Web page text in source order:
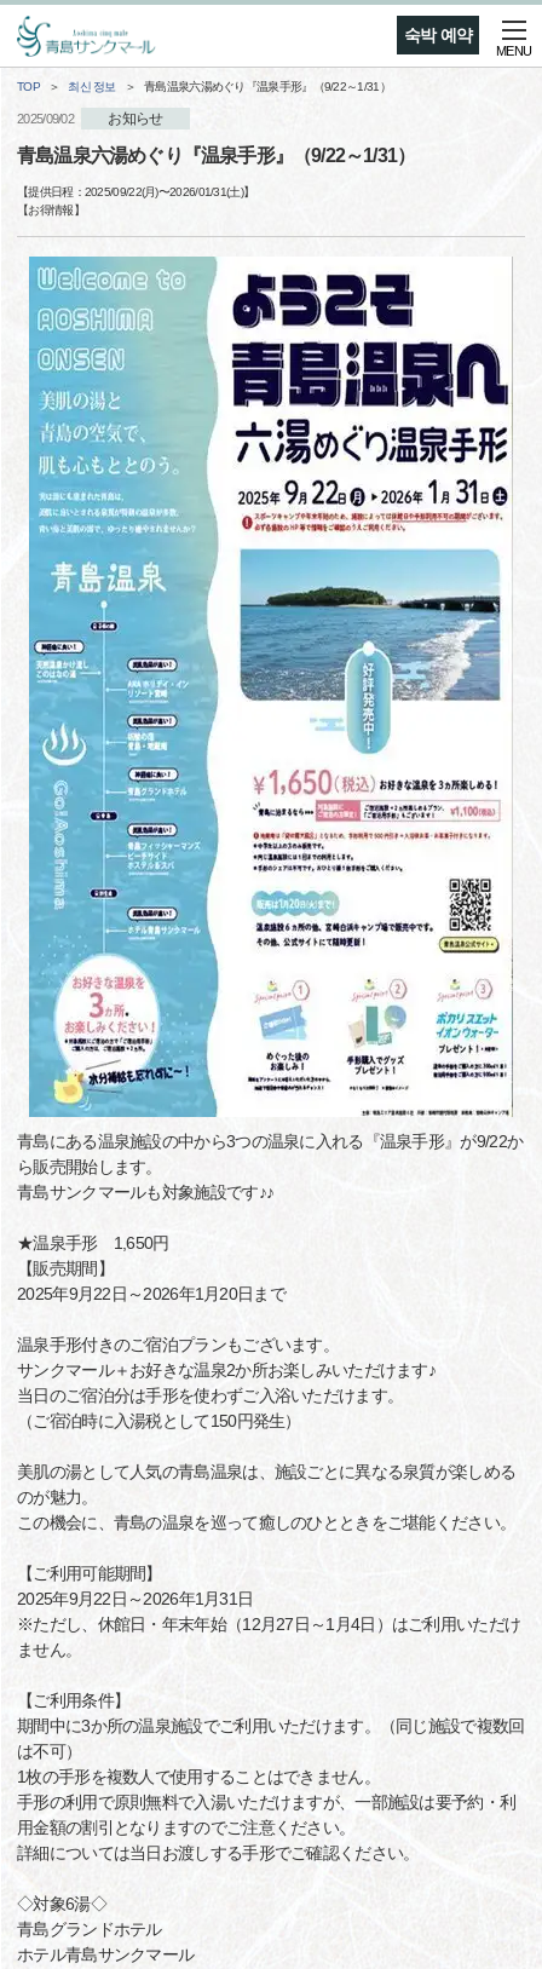
숙박 예약
MENU
TOP 최신 정보 青島温泉六湯めぐり『温泉手形』（9/22～1/31）
2025/09/02 お知らせ
青島温泉六湯めぐり『温泉手形』（9/22～1/31）
【提供日程： 2025/09/22(月)〜2026/01/31(土)】
【お得情報】
青島にある温泉施設の中から3つの温泉に入れる『温泉手形』が9/22か
ら販売開始します。
青島サンクマールも対象施設です♪♪
★温泉手形 1,650円
【販売期間】
2025年9月22日～2026年1月20日まで
温泉手形付きのご宿泊プランもございます。
サンクマール＋お好きな温泉2か所お楽しみいただけます♪
当日のご宿泊分は手形を使わずご入浴いただけます。
（ご宿泊時に入湯税として150円発生）
美肌の湯として人気の青島温泉は、施設ごとに異なる泉質が楽しめる
のが魅力。
この機会に、青島の温泉を巡って癒しのひとときをご堪能ください。
【ご利用可能期間】
2025年9月22日～2026年1月31日
※ただし、休館日・年末年始（12月27日～1月4日）はご利用いただけ
ません。
【ご利用条件】
期間中に3か所の温泉施設でご利用いただけます。（同じ施設で複数回
は不可）
1枚の手形を複数人で使用することはできません。
手形の利用で原則無料で入湯いただけますが、一部施設は要予約・利
用金額の割引となりますのでご注意ください。
詳細については当日お渡しする手形でご確認ください。
◇対象6湯◇
青島グランドホテル
ホテル青島サンクマール